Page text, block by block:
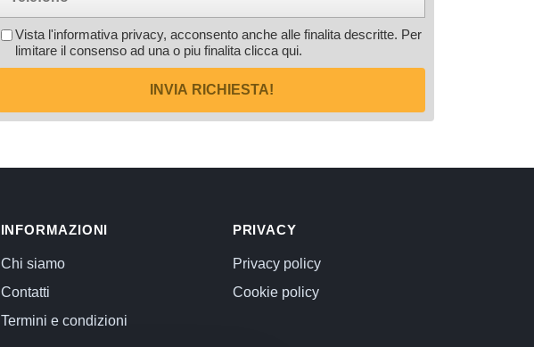
Vista l'informativa privacy, acconsento anche alle finalita descritte. Per
limitare il consenso ad una o piu finalita clicca qui.
INVIA RICHIESTA!
INFORMAZIONI
Chi siamo
Contatti
Termini e condizioni
PRIVACY
Privacy policy
Cookie policy